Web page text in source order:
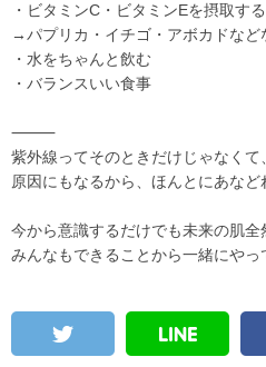
・ビタミンC・ビタミンEを摂取する
→パプリカ・イチゴ・アボカドなど
・水をちゃんと飲む
・バランスいい食事
⸻
紫外線ってそのときだけじゃなく
原因にもなるから、ほんとにあなど
今から意識するだけでも未来の肌全
みんなもできることから一緒にやっ